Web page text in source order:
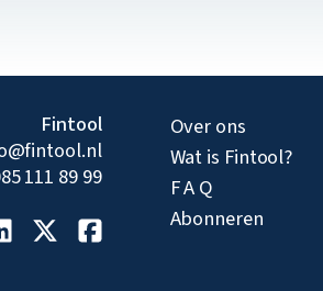
Fintool
111 89 99
Over ons
Wat is Fintool?
F A Q
Abonneren